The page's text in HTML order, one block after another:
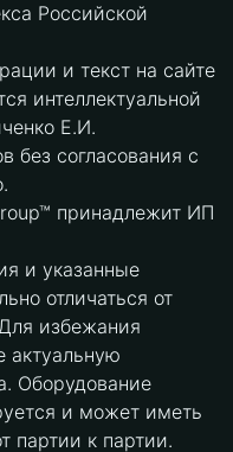
Российской
и текст на сайте
интеллектуальной
Е.И.
без согласования с
принадлежит ИП
и указанные
отличаться от
избежания
актуальную
Оборудование
и может иметь
партии к партии.